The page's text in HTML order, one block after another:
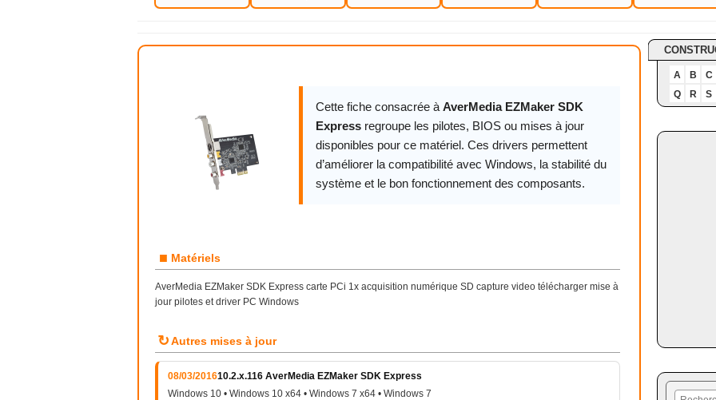
AverMedia EZMaker SDK Express
Cette fiche consacrée à AverMedia EZMaker SDK
Express regroupe les pilotes, BIOS ou mises à jour
disponibles pour ce matériel. Ces drivers permettent
d’améliorer la compatibilité avec Windows, la stabilité du
système et le bon fonctionnement des composants.
■ Matériels
AverMedia EZMaker SDK Express carte PCi 1x acquisition numérique SD capture video télécharger mise à
jour pilotes et driver PC Windows
↻Autres mises à jour
08/03/201610.2.x.116 AverMedia EZMaker SDK Express
Windows 10 • Windows 10 x64 • Windows 7 x64 • Windows 7
A B
C
Q
R S